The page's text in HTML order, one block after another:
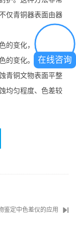
仅青铜器表面由器
的变化，由于使用
的变化。使用色差
青铜文物表面平整
均匀程度、色差较
鉴定中色差仪的应用
在线咨询